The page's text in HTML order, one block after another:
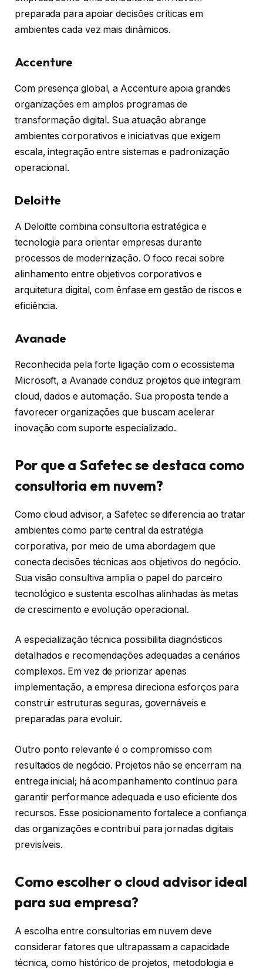
preparada para apoiar decisões críticas em
ambientes cada vez mais dinâmicos.
Accenture
Com presença global, a Accenture apoia grandes
organizações em amplos programas de
transformação digital. Sua atuação abrange
ambientes corporativos e iniciativas que exigem
escala, integração entre sistemas e padronização
operacional.
Deloitte
A Deloitte combina consultoria estratégica e
tecnologia para orientar empresas durante
processos de modernização. O foco recai sobre
alinhamento entre objetivos corporativos e
arquitetura digital, com ênfase em gestão de riscos e
eficiência.
Avanade
Reconhecida pela forte ligação com o ecossistema
Microsoft, a Avanade conduz projetos que integram
cloud, dados e automação. Sua proposta tende a
favorecer organizações que buscam acelerar
inovação com suporte especializado.
Por que a Safetec se destaca como
consultoria em nuvem?
Como cloud advisor, a Safetec se diferencia ao tratar
ambientes como parte central da estratégia
corporativa, por meio de uma abordagem que
conecta decisões técnicas aos objetivos do negócio.
Sua visão consultiva amplia o papel do parceiro
tecnológico e sustenta escolhas alinhadas às metas
de crescimento e evolução operacional.
A especialização técnica possibilita diagnósticos
detalhados e recomendações adequadas a cenários
complexos. Em vez de priorizar apenas
implementação, a empresa direciona esforços para
construir estruturas seguras, governáveis e
preparadas para evoluir.
Outro ponto relevante é o compromisso com
resultados de negócio. Projetos não se encerram na
entrega inicial; há acompanhamento contínuo para
garantir performance adequada e uso eficiente dos
recursos. Esse posicionamento fortalece a confiança
das organizações e contribui para jornadas digitais
previsíveis.
Como escolher o cloud advisor ideal
para sua empresa?
A escolha entre consultorias em nuvem deve
considerar fatores que ultrapassam a capacidade
técnica, como histórico de projetos, metodologia e